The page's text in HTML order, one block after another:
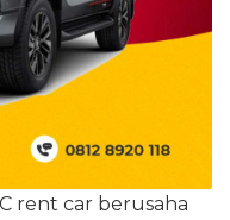
rent car berusaha